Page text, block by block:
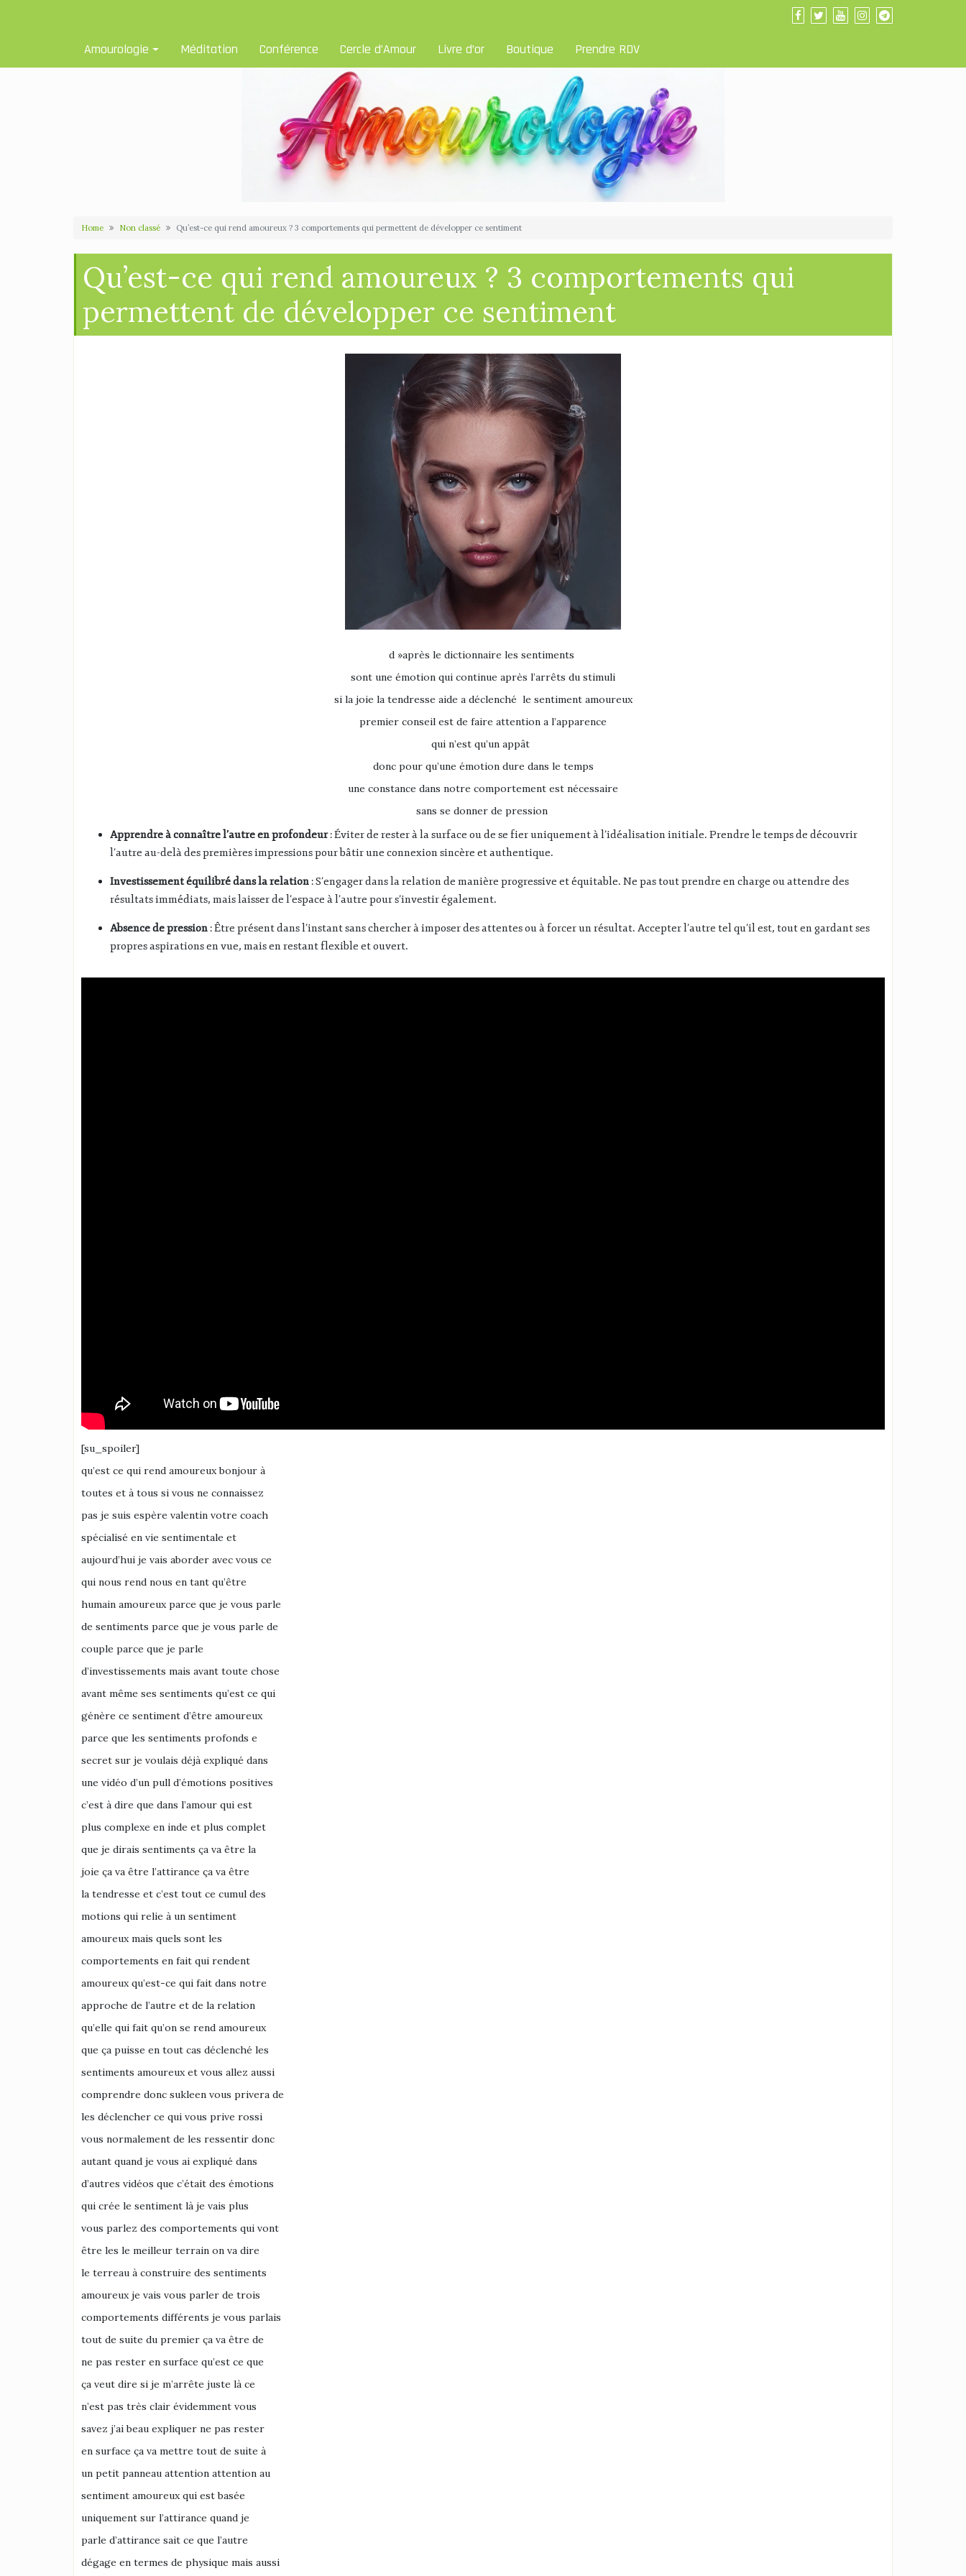
Amourologie Méditation Conférence Cercle d’Amour Livre d’or Boutique Prendre RDV
Home Non classé Qu’est-ce qui rend amoureux ? 3 comportements qui permettent de développer ce sentiment
Qu’est-ce qui rend amoureux ? 3 comportements qui
permettent de développer ce sentiment
d »après le dictionnaire les sentiments
sont une émotion qui continue après l’arrêts du stimuli
si la joie la tendresse aide a déclenché le sentiment amoureux
premier conseil est de faire attention a l’apparence
qui n’est qu’un appât
donc pour qu’une émotion dure dans le temps
une constance dans notre comportement est nécessaire
sans se donner de pression
Apprendre à connaître l’autre en profondeur: Éviter de rester à la surface ou de se fier uniquement à l’idéalisation initiale. Prendre le temps de découvrir
l’autre au-delà des premières impressions pour bâtir une connexion sincère et authentique.
Investissement équilibré dans la relation : S’engager dans la relation de manière progressive et équitable. Ne pas tout prendre en charge ou attendre des
résultats immédiats, mais laisser de l’espace à l’autre pour s’investir également.
Absence de pression : Être présent dans l’instant sans chercher à imposer des attentes ou à forcer un résultat. Accepter l’autre tel qu’il est, tout en gardant ses
propres aspirations en vue, mais en restant flexible et ouvert.
[su_spoiler]
qu’est ce qui rend amoureux bonjour à
toutes et à tous si vous ne connaissez
pas je suis espère valentin votre coach
spécialisé en vie sentimentale et
aujourd’hui je vais aborder avec vous ce
qui nous rend nous en tant qu’être
humain amoureux parce que je vous parle
de sentiments parce que je vous parle de
couple parce que je parle
d’investissements mais avant toute chose
avant même ses sentiments qu’est ce qui
génère ce sentiment d’être amoureux
parce que les sentiments profonds e
secret sur je voulais déjà expliqué dans
une vidéo d’un pull d’émotions positives
c’est à dire que dans l’amour qui est
plus complexe en inde et plus complet
que je dirais sentiments ça va être la
joie ça va être l’attirance ça va être
la tendresse et c’est tout ce cumul des
motions qui relie à un sentiment
amoureux mais quels sont les
comportements en fait qui rendent
amoureux qu’est-ce qui fait dans notre
approche de l’autre et de la relation
qu’elle qui fait qu’on se rend amoureux
que ça puisse en tout cas déclenché les
sentiments amoureux et vous allez aussi
comprendre donc sukleen vous privera de
les déclencher ce qui vous prive rossi
vous normalement de les ressentir donc
autant quand je vous ai expliqué dans
d’autres vidéos que c’était des émotions
qui crée le sentiment là je vais plus
vous parlez des comportements qui vont
être les le meilleur terrain on va dire
le terreau à construire des sentiments
amoureux je vais vous parler de trois
comportements différents je vous parlais
tout de suite du premier ça va être de
ne pas rester en surface qu’est ce que
ça veut dire si je m’arrête juste là ce
n’est pas très clair évidemment vous
savez j’ai beau expliquer ne pas rester
en surface ça va mettre tout de suite à
un petit panneau attention attention au
sentiment amoureux qui est basée
uniquement sur l’attirance quand je
parle d’attirance sait ce que l’autre
dégage en termes de physique mais aussi